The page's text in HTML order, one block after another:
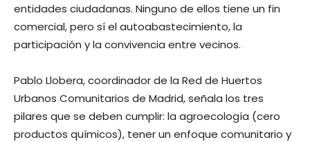
entidades ciudadanas. Ninguno de ellos tiene un fin
comercial, pero sí el autoabastecimiento, la
participación y la convivencia entre vecinos.
Pablo Llobera, coordinador de la Red de Huertos
Urbanos Comunitarios de Madrid, señala los tres
pilares que se deben cumplir: la agroecología (cero
productos químicos), tener un enfoque comunitario y